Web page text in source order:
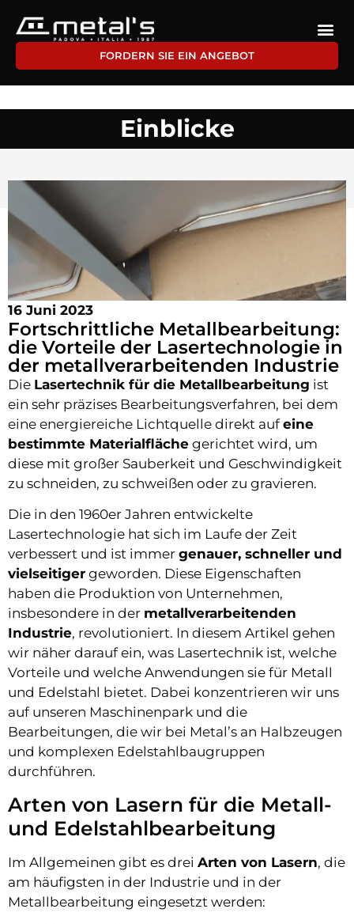
FORDERN SIE EIN ANGEBOT
Einblicke
16 Juni 2023
Fortschrittliche Metallbearbeitung:
die Vorteile der Lasertechnologie in
der metallverarbeitenden Industrie
Die Lasertechnik für die Metallbearbeitung ist
ein sehr präzises Bearbeitungsverfahren, bei dem
eine energiereiche Lichtquelle direkt aufeine
bestimmte Materialfläche gerichtet wird, um
diese mit großer Sauberkeit und Geschwindigkeit
zu schneiden, zu schweißen oder zu gravieren.
Die in den 1960er Jahren entwickelte
Lasertechnologie hat sich im Laufe der Zeit
verbessert und ist immer genauer, schneller und
vielseitiger geworden. Diese Eigenschaften
haben die Produktion von Unternehmen,
insbesondere in der metallverarbeitenden
Industrie, revolutioniert. In diesem Artikel gehen
wir näher darauf ein, was Lasertechnik ist, welche
Vorteile und welche Anwendungen sie für Metall
und Edelstahl bietet. Dabei konzentrieren wir uns
auf unseren Maschinenpark und die
Bearbeitungen, die wir bei Metal’s an Halbzeugen
und komplexen Edelstahlbaugruppen
durchführen.
Arten von Lasern für die Metall-
und Edelstahlbearbeitung
Im Allgemeinen gibt es drei Arten von Lasern, die
am häufigsten in der Industrie und in der
Metallbearbeitung eingesetzt werden: